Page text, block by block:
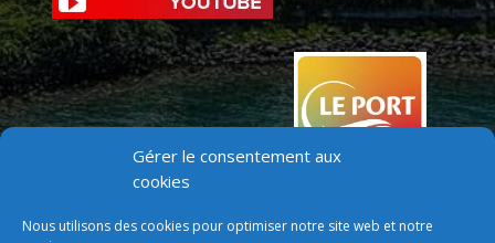
Gérer le consentement aux
cookies
Nous utilisons des cookies pour optimiser notre site web et notre